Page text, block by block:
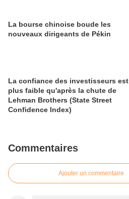
La bourse chinoise boude les
nouveaux dirigeants de Pékin
La confiance des investisseurs est
plus faible qu'après la chute de
Lehman Brothers (State Street
Confidence Index)
Commentaires
Ajouter un commentaire